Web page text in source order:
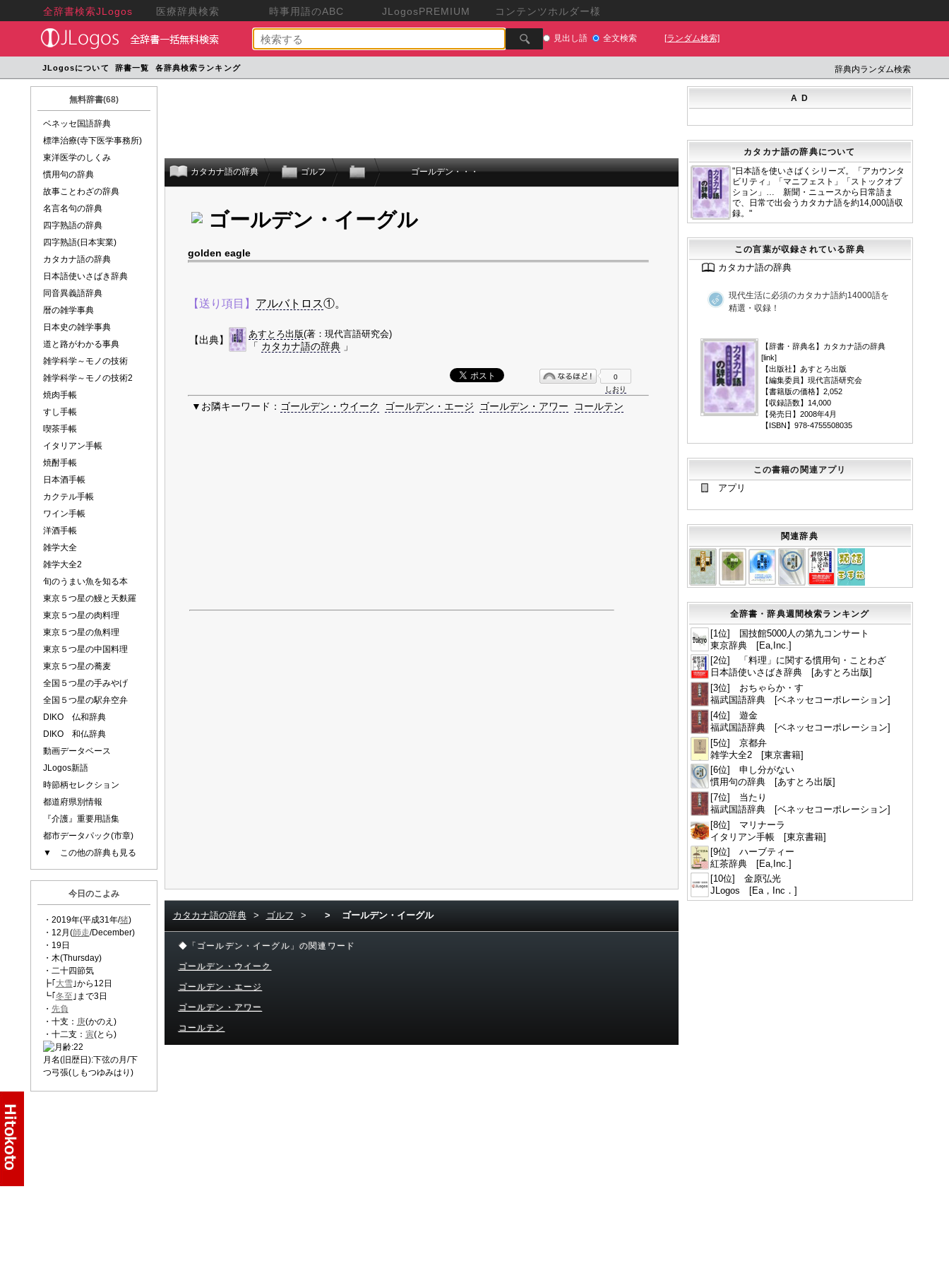
全辞書検索JLogos 医療辞典検索 時事用語のABC JLogosPREMIUM コンテンツホルダー様
見出し語 全文検索 [ランダム検索]
JLogosについて 辞書一覧 各辞典検索ランキング 辞典内ランダム検索
無料辞書(68)
ベネッセ国語辞典
標準治療(寺下医学事務所)
東洋医学のしくみ
慣用句の辞典
故事ことわざの辞典
名言名句の辞典
四字熟語の辞典
四字熟語(日本実業)
カタカナ語の辞典
日本語使いさばき辞典
同音異義語辞典
暦の雑学事典
日本史の雑学事典
道と路がわかる事典
雑学科学～モノの技術
雑学科学～モノの技術2
焼肉手帳
すし手帳
喫茶手帳
イタリアン手帳
焼酎手帳
日本酒手帳
カクテル手帳
ワイン手帳
洋酒手帳
雑学大全
雑学大全2
旬のうまい魚を知る本
東京５つ星の鰻と天麩羅
東京５つ星の肉料理
東京５つ星の魚料理
東京５つ星の中国料理
東京５つ星の蕎麦
全国５つ星の手みやげ
全国５つ星の駅弁空弁
DIKO 仏和辞典
DIKO 和仏辞典
動画データベース
JLogos新語
時節柄セレクション
都道府県別情報
『介護』重要用語集
都市データパック(市章)
▼ この他の辞典も見る
今日のこよみ
・2019年(平成31年/猪)
・12月(師走/December)
・19日
・木(Thursday)
・二十四節気
┣｢ 大雪｣から12日
┗｢ 冬至 ｣まで3日
・ 先負
・十支： 庚(かのえ)
・十二支： 寅(とら)
月名(旧歴日):下弦の月/下
つ弓張(しもつゆみはり)
カタカナ語の辞典 ゴルフ ゴールデン・・・
ゴールデン・イーグル
golden eagle
【送り項目】 アルバトロス①。
【出典】
あすとろ出版(著：現代言語研究会)
「 カタカナ語の辞典」
0
しおり
▼お隣キーワード： ゴールデン・ウイーク ゴールデン・エージ ゴールデン・アワー コールテン
カタカナ語の辞典 > ゴルフ > > ゴールデン・イーグル
◆「ゴールデン・イーグル」の関連ワード
ゴールデン・ウイーク
ゴールデン・エージ
ゴールデン・アワー
コールテン
A D
カタカナ語の辞典について
"日本語を使いさばくシリーズ。「アカウンタ
ビリティ」「マニフェスト」「ストックオプ
ション」… 新聞・ニュースから日常語ま
で、日常で出会うカタカナ語を約14,000語収
録。"
この言葉が収録されている辞典
カタカナ語の辞典
現代生活に必須のカタカナ語約14000語を
精選・収録！
【辞書・辞典名】カタカナ語の辞典
[link]
【出版社】あすとろ出版
【編集委員】現代言語研究会
【書籍版の価格】2,052
【収録語数】14,000
【発売日】2008年4月
【ISBN】978-4755508035
この書籍の関連アプリ
アプリ
関連辞典
全辞書・辞典週間検索ランキング
[1位] 国技館5000人の第九コンサート
東京辞典 [Ea,Inc.]
[2位] 「料理」に関する慣用句・ことわざ
日本語使いさばき辞典 [あすとろ出版]
[3位] おちゃらか・す
福武国語辞典 [ベネッセコーポレーション]
[4位] 遊金
福武国語辞典 [ベネッセコーポレーション]
[5位] 京都弁
雑学大全2 [東京書籍]
[6位] 申し分がない
慣用句の辞典 [あすとろ出版]
[7位] 当たり
福武国語辞典 [ベネッセコーポレーション]
[8位] マリナーラ
イタリアン手帳 [東京書籍]
[9位] ハーブティー
紅茶辞典 [Ea,Inc.]
[10位] 金原弘光
JLogos [Ea，Inc．]